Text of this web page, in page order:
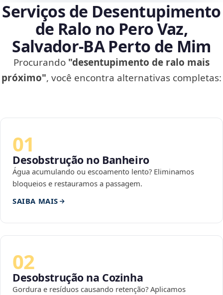
Serviços de Desentupimento
de Ralo no Pero Vaz,
Salvador‑BA Perto de Mim
Procurando "desentupimento de ralo mais
próximo", você encontra alternativas completas:
01
Desobstrução no Banheiro
Água acumulando ou escoamento lento? Eliminamos
bloqueios e restauramos a passagem.
SAIBA MAIS
02
Desobstrução na Cozinha
Gordura e resíduos causando retenção? Aplicamos